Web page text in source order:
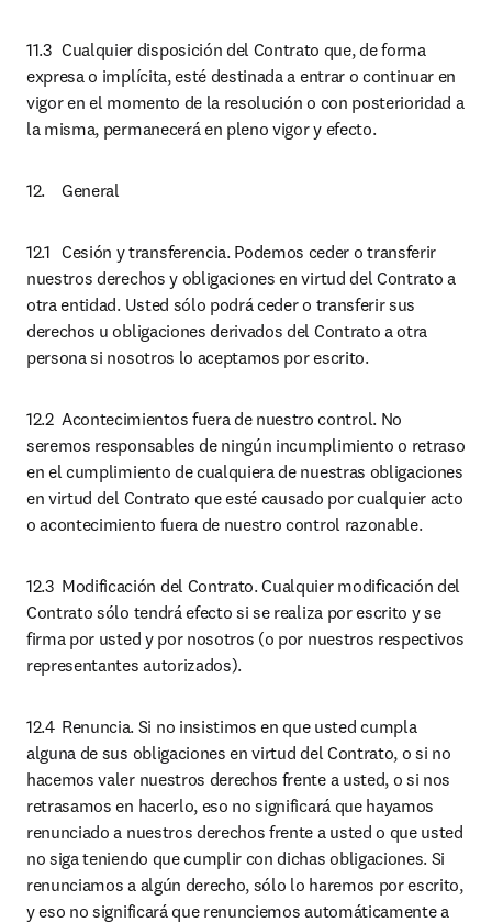
11.3	Cualquier disposición del Contrato que, de forma
expresa o implícita, esté destinada a entrar o continuar en
vigor en el momento de la resolución o con posterioridad a
la misma, permanecerá en pleno vigor y efecto.
12.	General
12.1	Cesión y transferencia. Podemos ceder o transferir
nuestros derechos y obligaciones en virtud del Contrato a
otra entidad. Usted sólo podrá ceder o transferir sus
derechos u obligaciones derivados del Contrato a otra
persona si nosotros lo aceptamos por escrito.
12.2	Acontecimientos fuera de nuestro control. No
seremos responsables de ningún incumplimiento o retraso
en el cumplimiento de cualquiera de nuestras obligaciones
en virtud del Contrato que esté causado por cualquier acto
o acontecimiento fuera de nuestro control razonable.
12.3	Modificación del Contrato. Cualquier modificación del
Contrato sólo tendrá efecto si se realiza por escrito y se
firma por usted y por nosotros (o por nuestros respectivos
representantes autorizados).
12.4	Renuncia. Si no insistimos en que usted cumpla
alguna de sus obligaciones en virtud del Contrato, o si no
hacemos valer nuestros derechos frente a usted, o si nos
retrasamos en hacerlo, eso no significará que hayamos
renunciado a nuestros derechos frente a usted o que usted
no siga teniendo que cumplir con dichas obligaciones. Si
renunciamos a algún derecho, sólo lo haremos por escrito,
y eso no significará que renunciemos automáticamente a